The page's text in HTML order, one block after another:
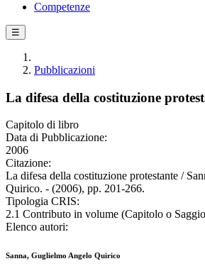
Competenze
☰
Pubblicazioni
La difesa della costituzione
Capitolo di libro
Data di Pubblicazione:
2006
Citazione:
La difesa della costituzione protestante /
Quirico. - (2006), pp. 201-266.
Tipologia CRIS:
2.1 Contributo in volume (Capitolo o
Elenco autori:
Sanna, Guglielmo Angelo Quirico